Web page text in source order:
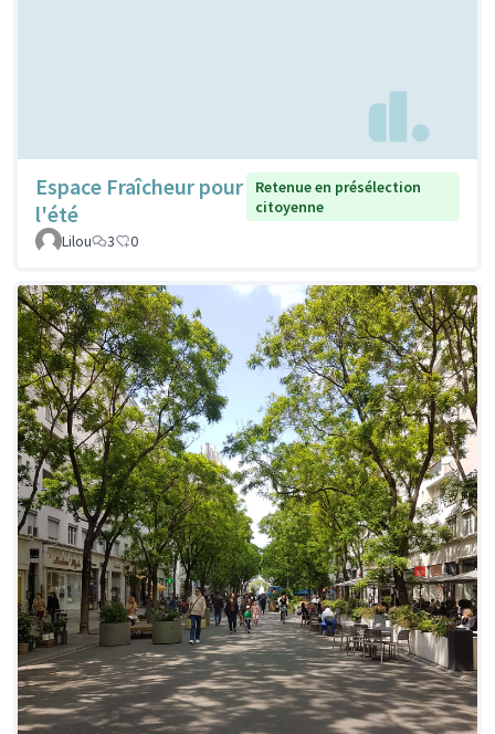
Espace Fraîcheur pour
l'été
Retenue en présélection
citoyenne
Lilou
3 0